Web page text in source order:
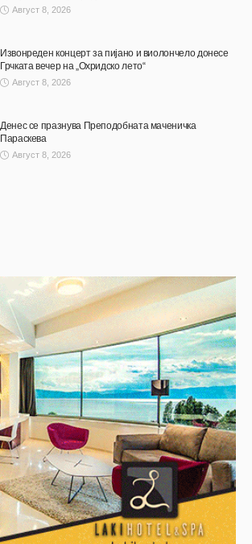
Август 8, 2026
Извонреден концерт за пијано и виолончело донесе
Грчката вечер на „Охридско лето“
Август 8, 2026
Денес се празнува Преподобната маченичка
Параскева
Август 8, 2026